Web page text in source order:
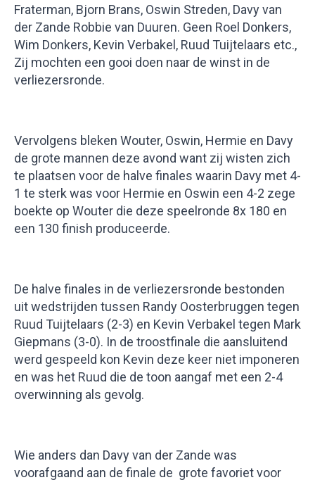
Fraterman, Bjorn Brans, Oswin Streden, Davy van
der Zande Robbie van Duuren. Geen Roel Donkers,
Wim Donkers, Kevin Verbakel, Ruud Tuijtelaars etc.,
Zij mochten een gooi doen naar de winst in de
verliezersronde.
Vervolgens bleken Wouter, Oswin, Hermie en Davy
de grote mannen deze avond want zij wisten zich
te plaatsen voor de halve finales waarin Davy met 4-
1 te sterk was voor Hermie en Oswin een 4-2 zege
boekte op Wouter die deze speelronde 8x 180 en
een 130 finish produceerde.
De halve finales in de verliezersronde bestonden
uit wedstrijden tussen Randy Oosterbruggen tegen
Ruud Tuijtelaars (2-3) en Kevin Verbakel tegen Mark
Giepmans (3-0). In de troostfinale die aansluitend
werd gespeeld kon Kevin deze keer niet imponeren
en was het Ruud die de toon aangaf met een 2-4
overwinning als gevolg.
Wie anders dan Davy van der Zande was
voorafgaand aan de finale de grote favoriet voor